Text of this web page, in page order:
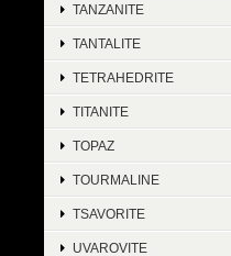
TANZANITE
TANTALITE
TETRAHEDRITE
TITANITE
TOPAZ
TOURMALINE
TSAVORITE
UVAROVITE